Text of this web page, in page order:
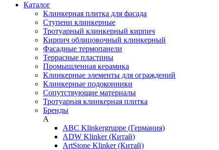
Каталог
Клинкерная плитка для фасада
Ступени клинкерные
Тротуарный клинкерный кирпич
Кирпич облицовочный клинкерный
Фасадные термопанели
Террасные пластины
Промышленная керамика
Клинкерные элементы для ограждений
Клинкерные подоконники
Сопутствующие материалы
Тротуарная клинкерная плитка
Бренды
A
ABC Klinkergruppe (Германия)
ADW Klinker (Китай)
ArtStone Klinker (Китай)